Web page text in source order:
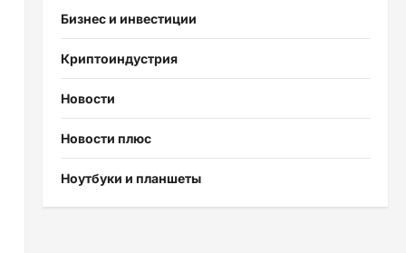
Бизнес и инвестиции
Криптоиндустрия
Новости
Новости плюс
Ноутбуки и планшеты